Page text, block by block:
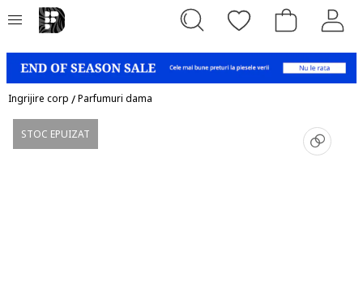
Ingrijire corp /Parfumuri dama
STOC EPUIZAT